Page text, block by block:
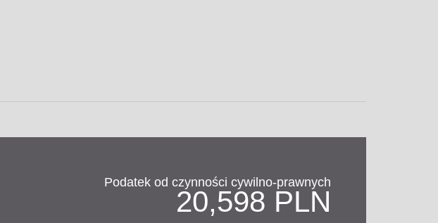
Podatek od czynności cywilno-prawnych
20,598 PLN